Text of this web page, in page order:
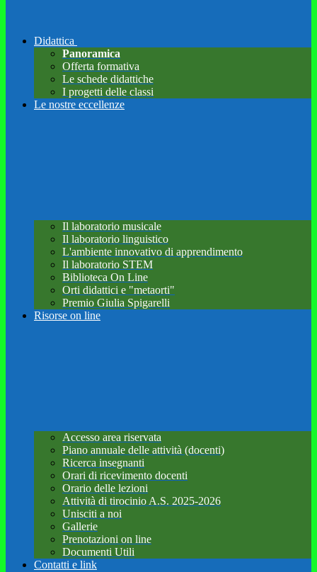
Didattica
Panoramica
Offerta formativa
Le schede didattiche
I progetti delle classi
Le nostre eccellenze
Il laboratorio musicale
Il laboratorio linguistico
L'ambiente innovativo di apprendimento
Il laboratorio STEM
Biblioteca On Line
Orti didattici e "metaorti"
Premio Giulia Spigarelli
Risorse on line
Accesso area riservata
Piano annuale delle attività (docenti)
Ricerca insegnanti
Orari di ricevimento docenti
Orario delle lezioni
Attività di tirocinio A.S. 2025-2026
Unisciti a noi
Gallerie
Prenotazioni on line
Documenti Utili
Contatti e link